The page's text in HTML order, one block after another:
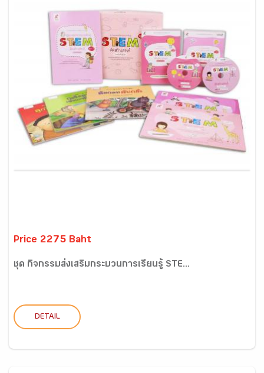
Price 2275 Baht
ชุด กิจกรรมส่งเสริมกระบวนการเรียนรู้ STE...
DETAIL